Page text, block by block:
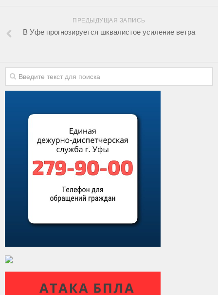
ПРЕДЫДУЩАЯ ЗАПИСЬ
В Уфе прогнозируется шквалистое усиление ветра